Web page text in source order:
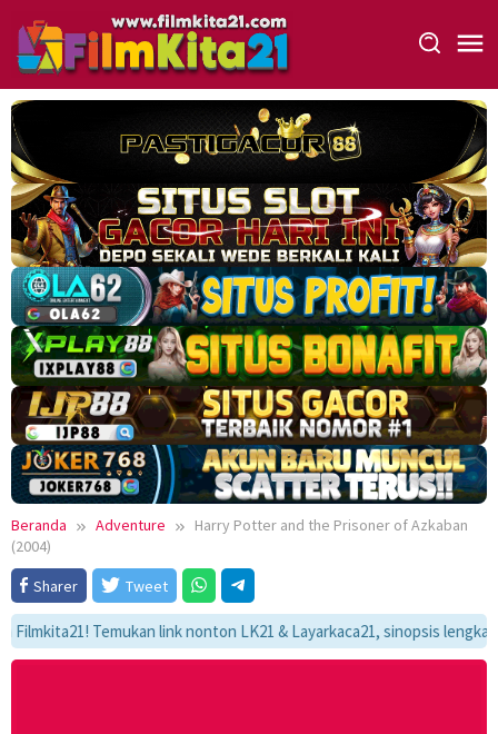
konten
Beranda Adventure
Harry Potter and the Prisoner of Azkaban
(2004)
Sharer
Tweet
Temukan link nonton LK21 & Layarkaca21, sinopsis lengkap,